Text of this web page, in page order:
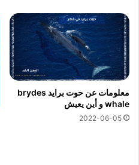
معلومات عن حوت برايد brydes
whale و أين يعيش
2022-06-05